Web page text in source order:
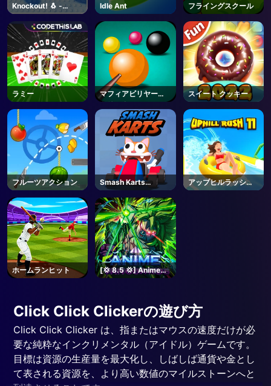
Knockout! 🐧 -
Roblox
Idle Ant フライングスクール
ラミー
マフィアビリヤード
トリック
スイート クッキー
フルーツアクション
Smash Karts
Unblocked
アップヒルラッシュ
11
ホームランヒット
[💢 8.5 💢] Anime
Vanguards - Roblox
Click Click Clickerの遊び方
Click Click Clicker は、指またはマウスの速度だけが必
要な純粋なインクリメンタル（アイドル）ゲームです。
目標は資源の生産量を最大化し、しばしば通貨や金とし
て表される資源を、より高い数値のマイルストーンへと